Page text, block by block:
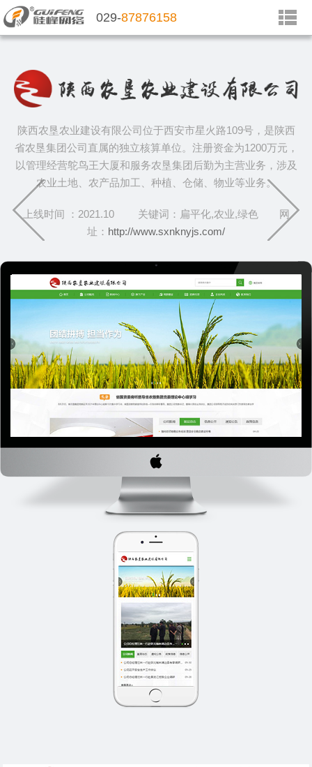
029-87876158
陕西农垦农业建设有限公司位于西安市星火路109号，是陕西
省农垦集团公司直属的独立核算单位。注册资金为1200万元，
以管理经营鸵鸟王大厦和服务农垦集团后勤为主营业务，涉及
农业土地、农产品加工、种植、仓储、物业等业务。
上线时间 ：2021.10 关键词：扁平化,农业,绿色 网
址： http://www.sxnknyjs.com/